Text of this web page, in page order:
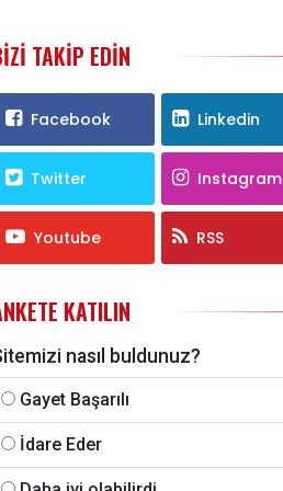
TAKIP EDIN
Facebook Linkedin
Twitter Instagram
Youtube RSS
KATILIN
nasıl buldunuz?
Gayet Başarılı
İdare Eder